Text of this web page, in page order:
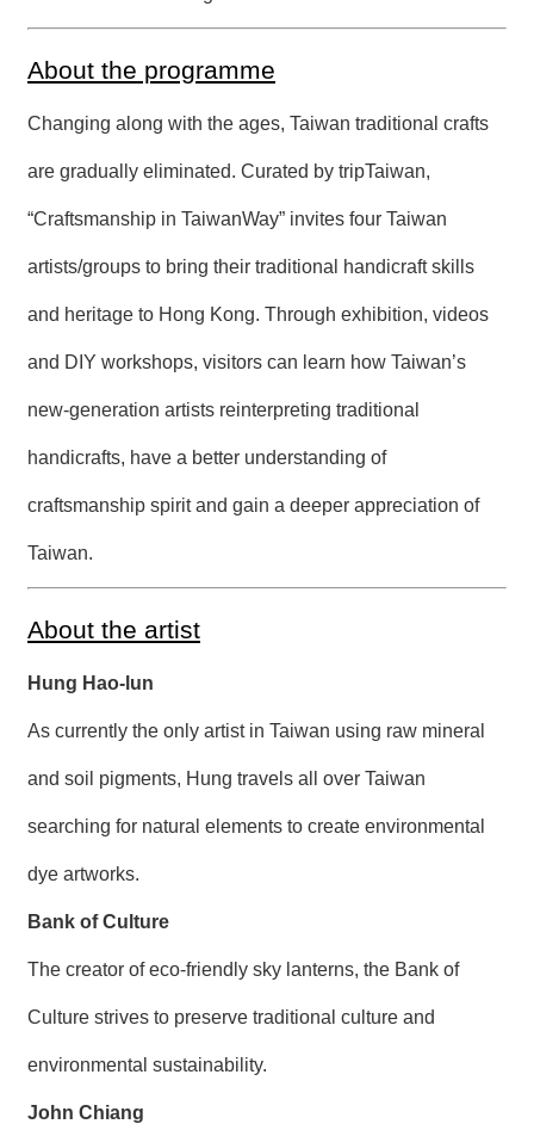
About the programme
Changing along with the ages, Taiwan traditional crafts
are gradually eliminated. Curated by tripTaiwan,
“Craftsmanship in TaiwanWay” invites four Taiwan
artists/groups to bring their traditional handicraft skills
and heritage to Hong Kong. Through exhibition, videos
and DIY workshops, visitors can learn how Taiwan’s
new-generation artists reinterpreting traditional
handicrafts, have a better understanding of
craftsmanship spirit and gain a deeper appreciation of
Taiwan.
About the artist
Hung Hao-lun
As currently the only artist in Taiwan using raw mineral
and soil pigments, Hung travels all over Taiwan
searching for natural elements to create environmental
dye artworks.
Bank of Culture
The creator of eco-friendly sky lanterns, the Bank of
Culture strives to preserve traditional culture and
environmental sustainability.
John Chiang